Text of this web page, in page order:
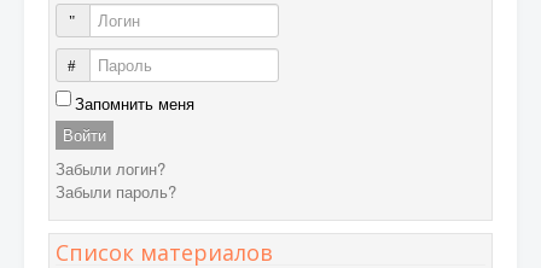
Логин
Пароль
Запомнить меня
Войти
Забыли логин?
Забыли пароль?
Список материалов